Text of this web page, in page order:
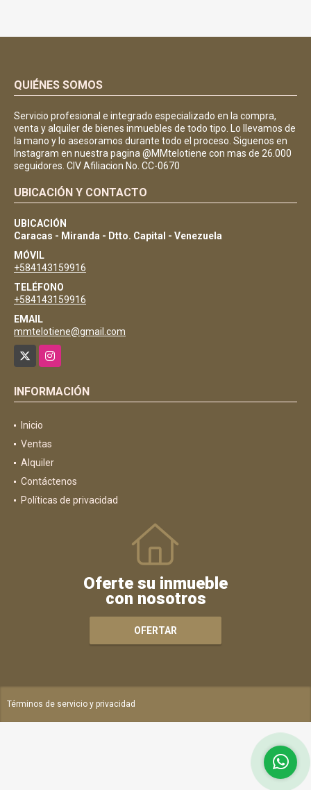
QUIÉNES SOMOS
Servicio profesional e integrado especializado en la compra,
venta y alquiler de bienes inmuebles de todo tipo. Lo llevamos de
la mano y lo asesoramos durante todo el proceso. Siguenos en
Instagram en nuestra pagina @MMtelotiene con mas de 26.000
seguidores. CIV Afiliacion No. CC-0670
UBICACIÓN Y CONTACTO
UBICACIÓN
Caracas - Miranda - Dtto. Capital - Venezuela
MÓVIL
+584143159916
TELÉFONO
+584143159916
EMAIL
mmtelotiene@gmail.com
Instagram
INFORMACIÓN
Inicio
Ventas
Alquiler
Contáctenos
Políticas de privacidad
Oferte su inmueble
con nosotros
OFERTAR
Términos de servicio y privacidad